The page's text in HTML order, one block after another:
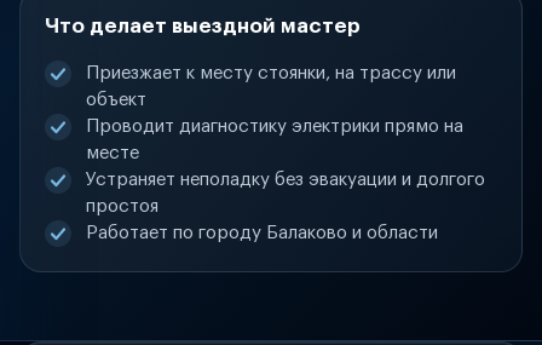
Что делает выездной мастер
Приезжает к месту стоянки, на трассу или
объект
Проводит диагностику электрики прямо на
месте
Устраняет неполадку без эвакуации и долгого
простоя
Работает по городу Балаково и области